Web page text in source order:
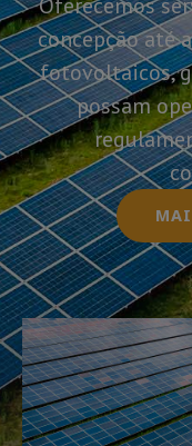
concepção até
fotovoltaicos,
possam